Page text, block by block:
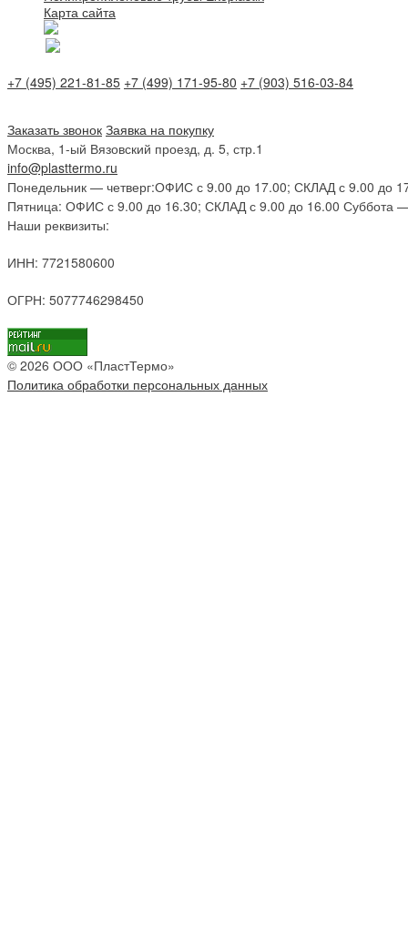
Карта сайта
+7 (495) 221-81-85 +7 (499) 171-95-80 +7 (903) 516-03-84
Заказать звонок Заявка на покупку
Москва, 1-ый Вязовский проезд, д. 5, стр.1
info@plasttermo.ru
Понедельник — четверг:ОФИС с 9.00 до 17.00; СКЛАД с 9.00 до
Пятница: ОФИС с 9.00 до 16.30; СКЛАД с 9.00 до 16.00 Суббота
Наши реквизиты:
ИНН: 7721580600
ОГРН: 5077746298450
© 2026 ООО «ПластТермо»
Политика обработки персональных данных